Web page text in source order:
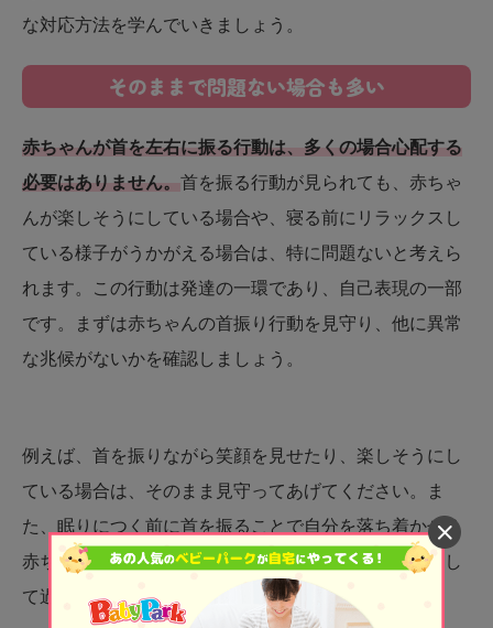
な対応方法を学んでいきましょう。
そのままで問題ない場合も多い
赤ちゃんが首を左右に振る行動は、多くの場合心配する
必要はありません。 首を振る行動が見られても、赤ちゃ
んが楽しそうにしている場合や、寝る前にリラックスし
ている様子がうかがえる場合は、特に問題ないと考えら
れます。この行動は発達の一環であり、自己表現の一部
です。まずは赤ちゃんの首振り行動を見守り、他に異常
な兆候がないかを確認しましょう。
例えば、首を振りながら笑顔を見せたり、楽しそうにし
ている場合は、そのまま見守ってあげてください。ま
た、眠りにつく前に首を振ることで自分を落ち着かせる
赤ちゃんもいます。このような場合、赤ちゃんが安心し
て過ごせる環境を整えてあげることが大切です。